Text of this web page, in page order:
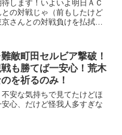
します！いよいよ明日ＡＣ
との対戦じゃ（前もしたけど
さんとの対戦負けを払拭す
。敵町田セルビア撃破！
も勝てば一安心！荒木
を祈るのみ！
安な気持ちで見てたけどほ
心、だけど怪我人多すぎな